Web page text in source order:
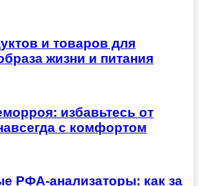
и товаров для
жизни и питания
избавьтесь от
с комфортом
РФА-анализаторы: как за